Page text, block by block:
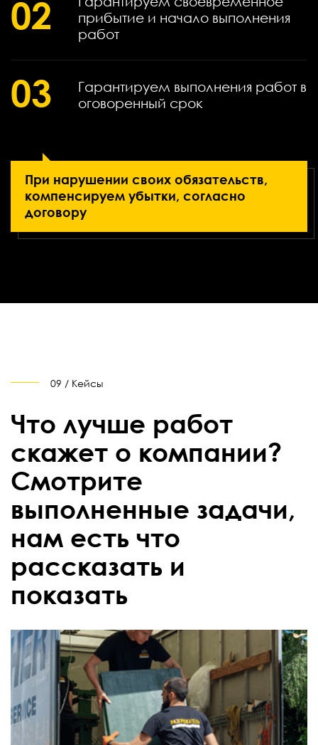
02
прибытие и начало выполнения
работ
03
Гарантируем выполнения работ в
оговоренный срок
При нарушении своих обязательств,
компенсируем убытки, согласно
договору
09 / Кейсы
Что лучше работ
скажет о компании?
Смотрите
выполненные задачи,
нам есть что
рассказать и
показать